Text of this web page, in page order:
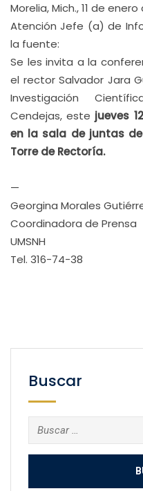
Morelia, Mich., 11 de enero
Atención Jefe (a) de
la fuente:
Se les invita a la
el rector Salvador Jara
Investigación
Cendejas, este jueves
en la sala de juntas
Torre de Rectoría.
—
Georgina Morales
Coordinadora de Prensa
UMSNH
Tel. 316-74-38
Buscar
Buscar: